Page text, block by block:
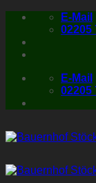
Zum
springen
E-Mail
02205
E-Mail
02205